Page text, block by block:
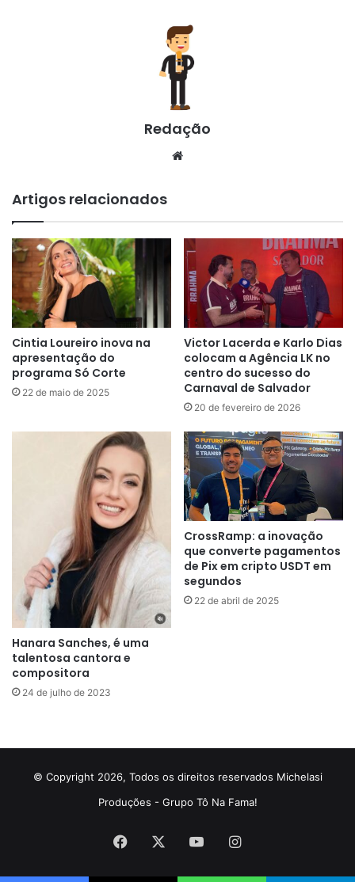
Redação
Artigos relacionados
Cintia Loureiro inova na
apresentação do
programa Só Corte
22 de maio de 2025
Victor Lacerda e Karlo Dias
colocam a Agência LK no
centro do sucesso do
Carnaval de Salvador
20 de fevereiro de 2026
Hanara Sanches, é uma
talentosa cantora e
compositora
24 de julho de 2023
CrossRamp: a inovação
que converte pagamentos
de Pix em cripto USDT em
segundos
22 de abril de 2025
© Copyright 2026, Todos os direitos reservados Michelasi
Produções - Grupo Tô Na Fama!
Facebook YouTubeInstagram